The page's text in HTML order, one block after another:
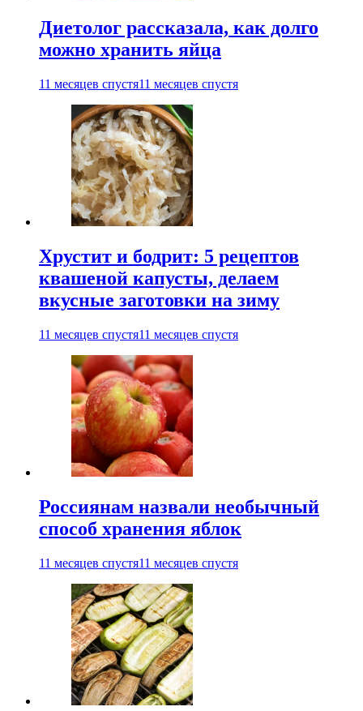
Диетолог рассказала, как долго
можно хранить яйца
11 месяцев спустя11 месяцев спустя
Хрустит и бодрит: 5 рецептов
квашеной капусты, делаем
вкусные заготовки на зиму
11 месяцев спустя11 месяцев спустя
Россиянам назвали необычный
способ хранения яблок
11 месяцев спустя11 месяцев спустя